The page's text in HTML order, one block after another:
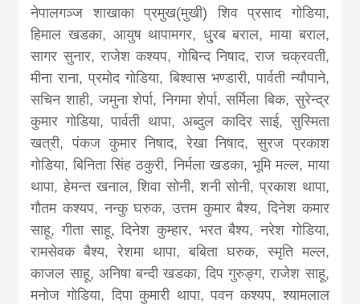
नेपालगञ्ज शाखाका प्रमुख(मुखी) शिव प्रसाद गोडिया,
हिमाल खडका, आयुष थापामगर, धु्रब बराल,माया बराल,
सागर सुनार,राजेश कश्यप,गोबिन्द निषाद,राज चक्रवती,
मीना राना,प्रमोद गोडिया,बिश्वास भण्डारी,पार्वती न्यौपाने,
सचिन शाही,जमुना शेर्पा,निगमा शेर्पा,सर्मिला बिक,सुरेन्द्र
कुमार गोडिया,पार्वती थापा,अब्दुल कादिर साई,सुस्मिता
खत्री,पंकज कुमार निषाद,रेखा निषाद,सुरज प्रकाश
गोडिया,बिनिता सिंह ठकुरी,निर्मला खडका, भूमि मल्ल,माया
थापा,हेमन्त खनाल,शिवा सोनी,शनी सोनी,प्रकाश थापा,
गौतम कश्यप,नन्कु घरुक,उत्तम कुमार बैश्य,दिनेश कमार
साहू,गीता साहू,दिनेश कुम्हार, भरत बैश्य,नरेश गोडिया,
रामसेवक बैश्य,रेशमा थापा,बबिता घरुक,स्मृति मल्ल,
काजल साहू, अनिषा बन्दी खडका,दिप गुरुङ्ग,राजेश साहू,
मनोज गोडिया,दिपा कुमारी थापा,पवन कश्यप,श्यामलाल